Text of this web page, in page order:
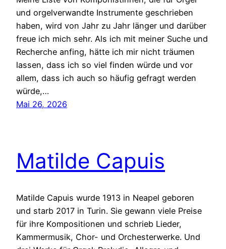
und orgelverwandte Instrumente geschrieben
haben, wird von Jahr zu Jahr länger und darüber
freue ich mich sehr. Als ich mit meiner Suche und
Recherche anfing, hätte ich mir nicht träumen
lassen, dass ich so viel finden würde und vor
allem, dass ich auch so häufig gefragt werden
würde,…
Mai 26, 2026
Matilde Capuis
Matilde Capuis wurde 1913 in Neapel geboren
und starb 2017 in Turin. Sie gewann viele Preise
für ihre Kompositionen und schrieb Lieder,
Kammermusik, Chor- und Orchesterwerke. Und